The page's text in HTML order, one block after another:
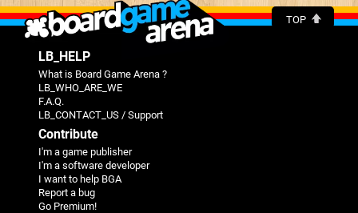
TOP
LB_HELP
What is Board Game Arena ?
LB_WHO_ARE_WE
F.A.Q.
LB_CONTACT_US / Support
Contribute
I'm a game publisher
I'm a software developer
I want to help BGA
Report a bug
Go Premium!